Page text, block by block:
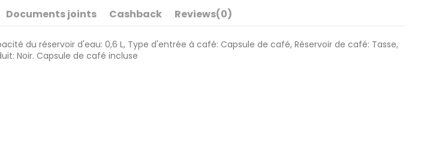
Documents joints Cashback Reviews(0)
du réservoir d'eau: 0,6 L, Type d'entrée à café: Capsule de café, Réservoir de café: Tasse,
Noir. Capsule de café incluse